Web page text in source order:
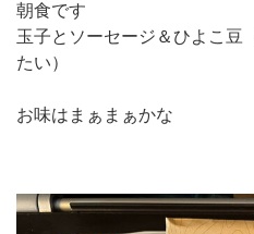
朝食です
玉子とソーセージ＆ひよこ豆
たい）
お味はまぁまぁかな